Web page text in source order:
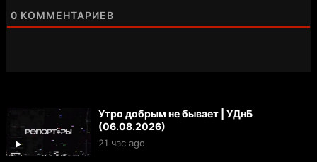
0 КОММЕНТАРИЕВ
Утро добрым не бывает | УДнБ
(06.08.2026)
21 час ago